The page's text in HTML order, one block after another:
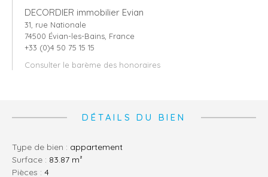
DECORDIER immobilier Evian
31, rue Nationale
74500 Évian-les-Bains, France
+33 (0)4 50 75 15 15
Consulter le barème des honoraires
DÉTAILS DU BIEN
Type de bien : appartement
Surface : 83.87 m²
pièces : 4